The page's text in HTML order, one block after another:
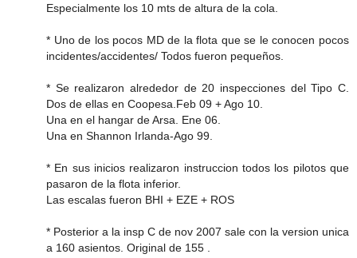
Especialmente los 10 mts de altura de la cola.
* Uno de los pocos MD de la flota que se le conocen pocos
incidentes/accidentes/ Todos fueron pequeños.
* Se realizaron alrededor de 20 inspecciones del Tipo C.
Dos de ellas en Coopesa.Feb 09 + Ago 10.
Una en el hangar de Arsa. Ene 06.
Una en Shannon Irlanda-Ago 99.
* En sus inicios realizaron instruccion todos los pilotos que
pasaron de la flota inferior.
Las escalas fueron BHI + EZE + ROS
* Posterior a la insp C de nov 2007 sale con la version unica
a 160 asientos. Original de 155 .